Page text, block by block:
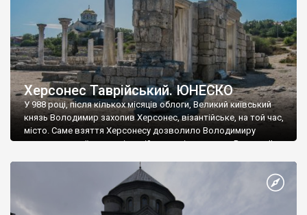
Херсонес Таврійський. ЮНЕСКО
У 988 році, після кількох місяців облоги, Великий київський
князь Володимир захопив Херсонес, візантійське, на той час,
місто. Саме взяття Херсонесу дозволило Володимиру
диктувати свої умови візантійському імператору Василю ІІ, та
Херсонесі Володимир-язичник, став Василем-християнином.
А потім було Хрещення Русі. На честь Херсонесу Таврійського